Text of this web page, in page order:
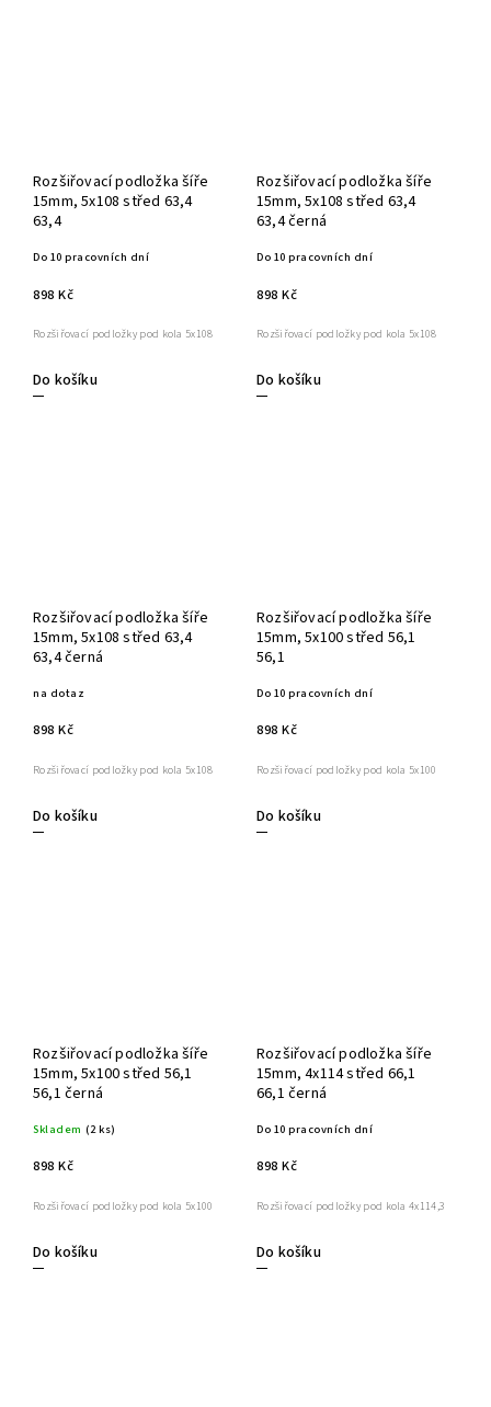
Rozšiřovací podložka šíře
15mm, 5x108 střed 63,4
63,4
Do 10 pracovních dní
898 Kč
Do košíku
Rozšiřovací podložky pod kola 5x108
Rozšiřovací podložka šíře
15mm, 5x108 střed 63,4
63,4 černá
Do 10 pracovních dní
898 Kč
Do košíku
Rozšiřovací podložky pod kola 5x108
Rozšiřovací podložka šíře
15mm, 5x108 střed 63,4
63,4 černá
na dotaz
898 Kč
Do košíku
Rozšiřovací podložky pod kola 5x108
Rozšiřovací podložka šíře
15mm, 5x100 střed 56,1
56,1
Do 10 pracovních dní
898 Kč
Do košíku
Rozšiřovací podložky pod kola 5x100
Rozšiřovací podložka šíře
15mm, 5x100 střed 56,1
56,1 černá
Skladem (2 ks)
898 Kč
Do košíku
Rozšiřovací podložky pod kola 5x100
Rozšiřovací podložka šíře
15mm, 4x114 střed 66,1
66,1 černá
Do 10 pracovních dní
898 Kč
Do košíku
Rozšiřovací podložky pod kola 4x114,3